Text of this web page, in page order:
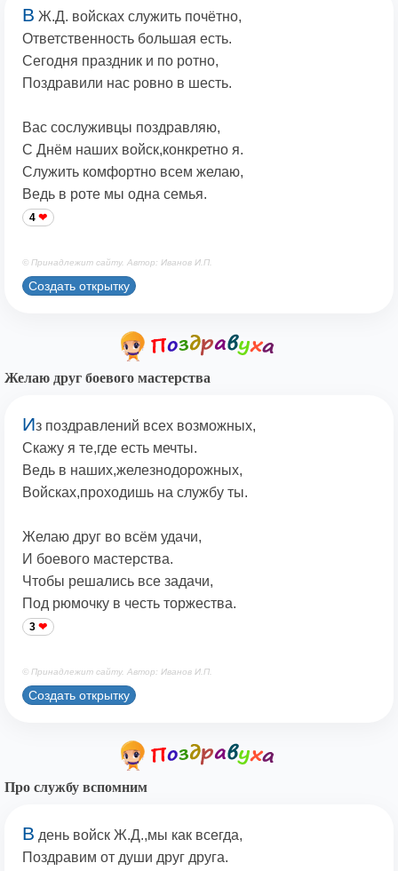
В Ж.Д. войсках служить почётно,
Ответственность большая есть.
Сегодня праздник и по ротно,
Поздравили нас ровно в шесть.
Вас сослуживцы поздравляю,
С Днём наших войск,конкретно я.
Служить комфортно всем желаю,
Ведь в роте мы одна семья.
4
© Принадлежит сайту. Автор: Иванов И.П.
Создать открытку
Желаю друг боевого мастерства
Из поздравлений всех возможных,
Скажу я те,где есть мечты.
Ведь в наших,железнодорожных,
Войсках,проходишь на службу ты.
Желаю друг во всём удачи,
И боевого мастерства.
Чтобы решались все задачи,
Под рюмочку в честь торжества.
3
© Принадлежит сайту. Автор: Иванов И.П.
Создать открытку
Про службу вспомним
В день войск Ж.Д.,мы как всегда,
Поздравим от души друг друга.